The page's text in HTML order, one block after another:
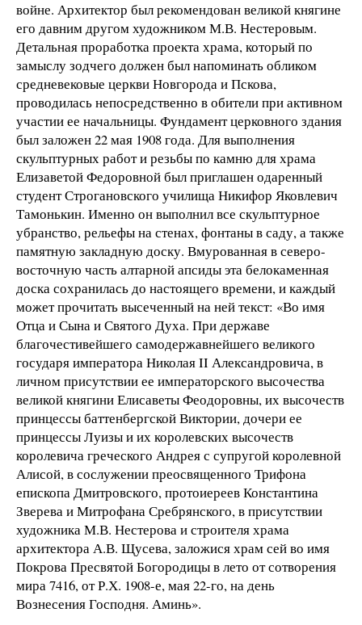
войне. Архитектор был рекомендован великой княгине
его давним другом художником М.В. Нестеровым.
Детальная проработка проекта храма, который по
замыслу зодчего должен был напоминать обликом
средневековые церкви Новгорода и Пскова,
проводилась непосредственно в обители при активном
участии ее начальницы. Фундамент церковного здания
был заложен 22 мая 1908 года. Для выполнения
скульптурных работ и резьбы по камню для храма
Елизаветой Федоровной был приглашен одаренный
студент Строгановского училища Никифор Яковлевич
Тамонькин. Именно он выполнил все скульптурное
убранство, рельефы на стенах, фонтаны в саду, а также
памятную закладную доску. Вмурованная в северо-
восточную часть алтарной апсиды эта белокаменная
доска сохранилась до настоящего времени, и каждый
может прочитать высеченный на ней текст: «Во имя
Отца и Сына и Святого Духа. При державе
благочестивейшего самодержавнейшего великого
государя императора Николая II Александровича, в
личном присутствии ее императорского высочества
великой княгини Елисаветы Феодоровны, их высочеств
принцессы баттенбергской Виктории, дочери ее
принцессы Луизы и их королевских высочеств
королевича греческого Андрея с супругой королевной
Алисой, в сослужении преосвященного Трифона
епископа Дмитровского, протоиереев Константина
Зверева и Митрофана Сребрянского, в присутствии
художника М.В. Нестерова и строителя храма
архитектора А.В. Щусева, заложися храм сей во имя
Покрова Пресвятой Богородицы в лето от сотворения
мира 7416, от Р.Х. 1908-е, мая 22-го, на день
Вознесения Господня. Аминь».